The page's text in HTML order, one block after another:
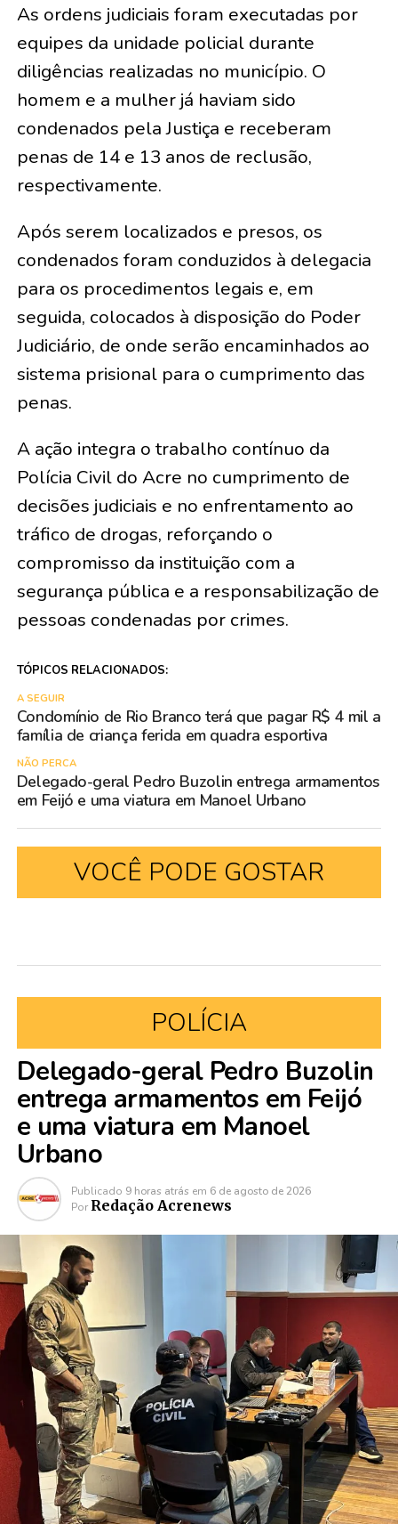
As ordens judiciais foram executadas por
equipes da unidade policial durante
diligências realizadas no município. O
homem e a mulher já haviam sido
condenados pela Justiça e receberam
penas de 14 e 13 anos de reclusão,
respectivamente.
Após serem localizados e presos, os
condenados foram conduzidos à delegacia
para os procedimentos legais e, em
seguida, colocados à disposição do Poder
Judiciário, de onde serão encaminhados ao
sistema prisional para o cumprimento das
penas.
A ação integra o trabalho contínuo da
Polícia Civil do Acre no cumprimento de
decisões judiciais e no enfrentamento ao
tráfico de drogas, reforçando o
compromisso da instituição com a
segurança pública e a responsabilização de
pessoas condenadas por crimes.
TÓPICOS RELACIONADOS:
A SEGUIR
Condomínio de Rio Branco terá que pagar R$ 4 mil a
família de criança ferida em quadra esportiva
NÃO PERCA
Delegado-geral Pedro Buzolin entrega armamentos
em Feijó e uma viatura em Manoel Urbano
VOCÊ PODE GOSTAR
POLÍCIA
Delegado-geral Pedro Buzolin
entrega armamentos em Feijó
e uma viatura em Manoel
Urbano
Publicado 9 horas atrás em 6 de agosto de 2026
Por Redação Acrenews